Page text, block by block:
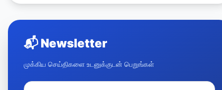
📬 Newsletter
முக்கிய செய்திகளை உடனுக்குடன் பெறுங்கள்